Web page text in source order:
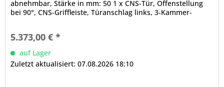
abnehmbar, Stärke in mm: 50 1 x CNS-Tür, Offenstellung
bei 90°, CNS-Griffleiste, Türanschlag links, 3-Kammer-
CNS-Griffleiste, maximale Tragfähigkeit der Schubladen...
5.373,00 € *
auf Lager
Zuletzt aktualisiert: 07.08.2026 18:10